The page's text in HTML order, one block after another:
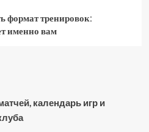
формат тренировок:
именно вам
календарь игр и